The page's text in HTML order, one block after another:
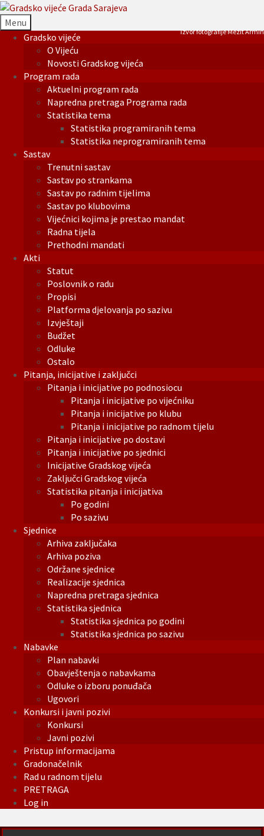
Menu
Gradsko vijeće
O Vijeću
Novosti Gradskog vijeća
Program rada
Aktuelni program rada
Napredna pretraga Programa rada
Statistika tema
Statistika programiranih tema
Statistika neprogramiranih tema
Sastav
Trenutni sastav
Sastav po strankama
Sastav po radnim tijelima
Sastav po klubovima
Vijećnici kojima je prestao mandat
Radna tijela
Prethodni mandati
Akti
Statut
Poslovnik o radu
Propisi
Platforma djelovanja po sazivu
Izvještaji
Budžet
Odluke
Ostalo
Pitanja, inicijative i zaključci
Pitanja i inicijative po podnosiocu
Pitanja i inicijative po vijećniku
Pitanja i inicijative po klubu
Pitanja i inicijative po radnom tijelu
Pitanja i inicijative po dostavi
Pitanja i inicijative po sjednici
Inicijative Gradskog vijeća
Zaključci Gradskog vijeća
Statistika pitanja i inicijativa
Po godini
Po sazivu
Sjednice
Arhiva zaključaka
Arhiva poziva
Održane sjednice
Realizacije sjednica
Napredna pretraga sjednica
Statistika sjednica
Statistika sjednica po godini
Statistika sjednica po sazivu
Nabavke
Plan nabavki
Obavještenja o nabavkama
Odluke o izboru ponuđača
Ugovori
Konkursi i javni pozivi
Konkursi
Javni pozivi
Pristup informacijama
Gradonačelnik
Rad u radnom tijelu
PRETRAGA
Log in
Izvor fotografije Mezit Armin